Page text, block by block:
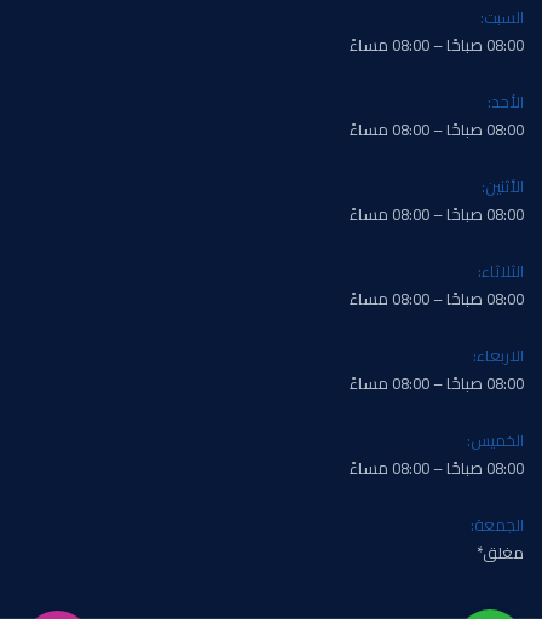
السبت:
08:00 صباحًا – 08:00 مساءً
الأحد:
08:00 صباحًا – 08:00 مساءً
الأثنين:
08:00 صباحًا – 08:00 مساءً
الثلاثاء:
08:00 صباحًا – 08:00 مساءً
الاربعاء:
08:00 صباحًا – 08:00 مساءً
الخميس:
08:00 صباحًا – 08:00 مساءً
الجمعة:
مغلق*